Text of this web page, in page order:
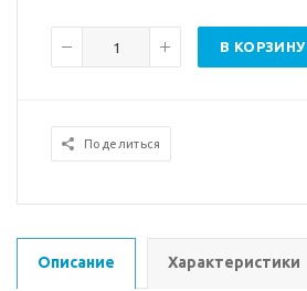
В КОРЗИНУ
Поделиться
Описание Характеристики